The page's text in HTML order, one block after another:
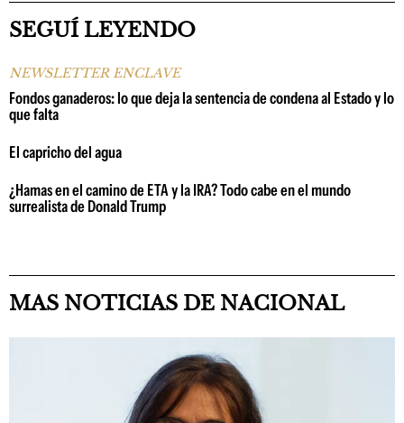
SEGUÍ LEYENDO
NEWSLETTER ENCLAVE
Fondos ganaderos: lo que deja la sentencia de condena al Estado y lo
que falta
El capricho del agua
¿Hamas en el camino de ETA y la IRA? Todo cabe en el mundo
surrealista de Donald Trump
MAS NOTICIAS DE NACIONAL